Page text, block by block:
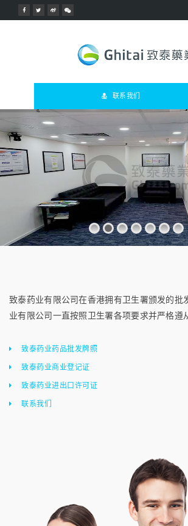
联系我们
致泰药业有限公司在香港拥有卫生署颁发的批
业有限公司一直按照卫生署各项要求并严格遵
致泰药业药品批发牌照
致泰药业商业登记证
致泰药业进出口许可证
联系我们